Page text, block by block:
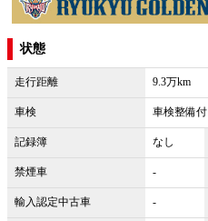
状態
走行距離 9.3万km
車検 車検整備付
記録簿 なし
禁煙車 -
輸入認定中古車 -